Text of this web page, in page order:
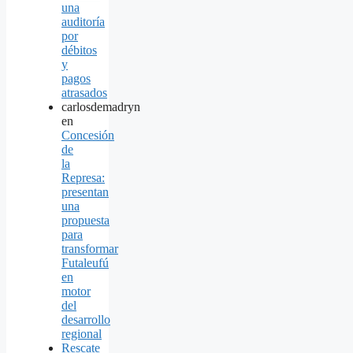
una
auditoría
por
débitos
y
pagos
atrasados
carlosdemadryn
en
Concesión
de
la
Represa:
presentan
una
propuesta
para
transformar
Futaleufú
en
motor
del
desarrollo
regional
Rescate